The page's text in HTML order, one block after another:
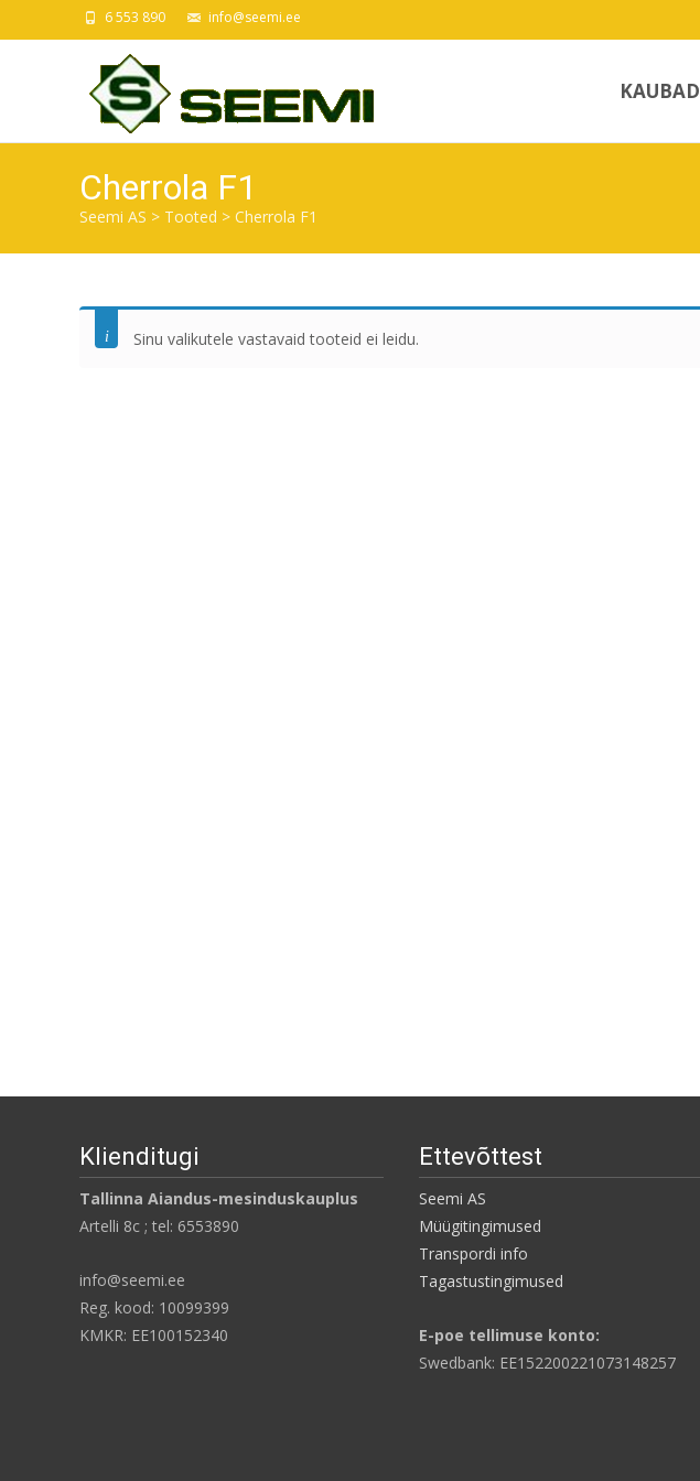
6 553 890 info@seemi.ee
KAUBAD
Cherrola F1
Seemi AS > Tooted > Cherrola F1
Sinu valikutele vastavaid tooteid ei leidu.
Klienditugi
Tallinna Aiandus-mesinduskauplus
Artelli 8c ; tel: 6553890
info@seemi.ee
Reg. kood: 10099399
KMKR: EE100152340
Ettevõttest
Seemi AS
Müügitingimused
Transpordi info
Tagastustingimused
E-poe tellimuse konto:
Swedbank: EE152200221073148257